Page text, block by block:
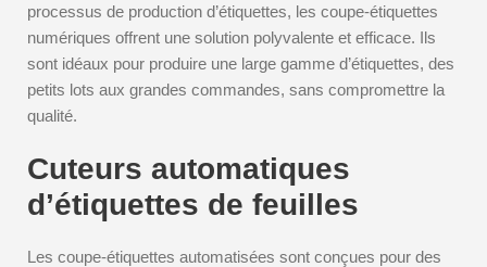
processus de production d’étiquettes, les coupe-étiquettes
numériques offrent une solution polyvalente et efficace. Ils
sont idéaux pour produire une large gamme d’étiquettes, des
petits lots aux grandes commandes, sans compromettre la
qualité.
Cuteurs automatiques
d’étiquettes de feuilles
Les coupe-étiquettes automatisées sont conçues pour des